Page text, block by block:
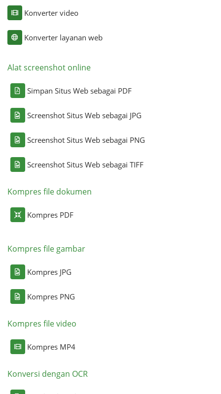
Konverter video
Konverter layanan web
Alat screenshot online
Simpan Situs Web sebagai PDF
Screenshot Situs Web sebagai JPG
Screenshot Situs Web sebagai PNG
Screenshot Situs Web sebagai TIFF
Kompres file dokumen
Kompres PDF
Kompres file gambar
Kompres JPG
Kompres PNG
Kompres file video
Kompres MP4
Konversi dengan OCR